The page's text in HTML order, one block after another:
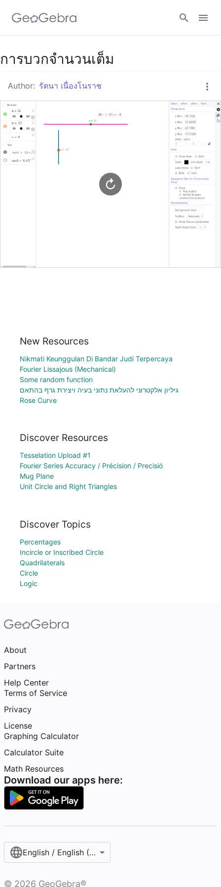
Google Classroom
GeoGebra Classroom
Sign in
การบวกจำนวนเต็ม
Author: รัตนา เนื่องโนราช
New Resources
Nikmati Keunggulan Di Bandar Judi Terpercaya
Fourier Lissajous (Mechanical)
Some random function
גיליון אלקטרוני להעלאת נתוני בעיה ויצירת גרף בהתאם
Rose Curve
Discover Resources
Tesselation Upload #1
Fourier Series Accuracy / Précision / Precisió
Mug Plane
Unit Circle and Right Triangles
Discover Topics
Percentages
Incircle or Inscribed Circle
Quadrilaterals
Circle
Logic
About
Partners
Help Center
Terms of Service
Privacy
License
Graphing Calculator
Calculator Suite
Math Resources
Download our apps here:
English / English (United States)
© 2026 GeoGebra®